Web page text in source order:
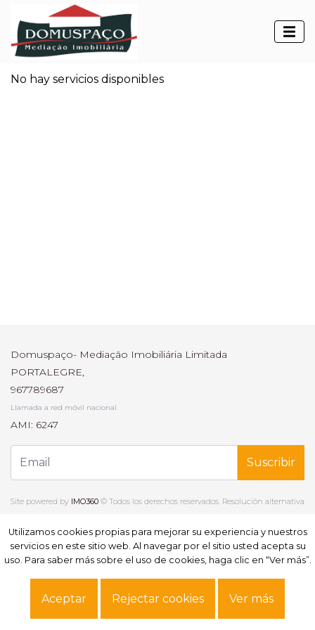
Utilizamos cookies propias para mejorar su experiencia y nuestros
servicios en este sitio web. Al navegar por el sitio usted acepta su
uso. Para saber más sobre el uso de cookies, haga clic en “Ver más”.
Aceptar Rejectar cookies Ver más
Servicios
No hay servicios disponibles
Domuspaço- Mediação Imobiliária Limitada
PORTALEGRE,
967789687
Llamada a red móvil nacional
AMI: 6247
Suscribir
Site powered by IMO360 © Todos los derechos reservados. Resolución alternativa
Libro de reclamaciones Canal de denuncia
Utilizamos cookies propias para mejorar su experiencia y nuestros
servicios en este sitio web. Al navegar por el sitio usted acepta su
uso. Para saber más sobre el uso de cookies, haga clic en “Ver más”.
Aceptar Rejectar cookies Ver más